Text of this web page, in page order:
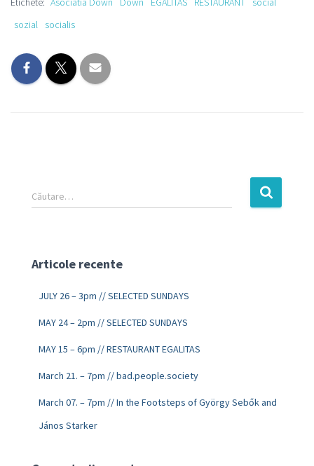
sozial
socialis
Căutare…
Articole recente
JULY 26 – 3pm // SELECTED SUNDAYS
MAY 24 – 2pm // SELECTED SUNDAYS
MAY 15 – 6pm // RESTAURANT EGALITAS
March 21. – 7pm // bad.people.society
March 07. – 7pm // In the Footsteps of György Sebők and
János Starker